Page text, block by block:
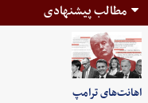
مطالب پیشنهادی
اهانت‌های ترامپ